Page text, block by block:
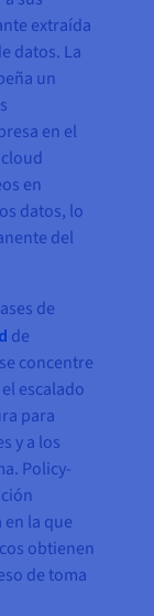
extraída
datos. La
un
en el
en
datos, lo
del
de
de
concentre
escalado
para
y a los
Policy-
la que
obtienen
de toma